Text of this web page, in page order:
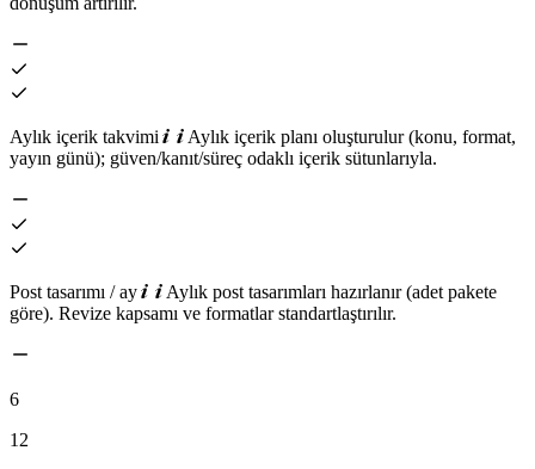
Aylık içerik takvimi
Aylık içerik planı oluşturulur (konu, format,
yayın günü); güven/kanıt/süreç odaklı içerik sütunlarıyla.
Post tasarımı / ay
Aylık post tasarımları hazırlanır (adet pakete
göre). Revize kapsamı ve formatlar standartlaştırılır.
6
12